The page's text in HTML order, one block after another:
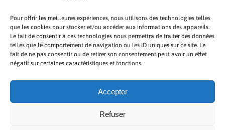
Pour offrir les meilleures expériences, nous utilisons des technologies telles
que les cookies pour stocker et/ou accéder aux informations des appareils.
Le fait de consentir à ces technologies nous permettra de traiter des données
telles que le comportement de navigation ou les ID uniques sur ce site. Le
fait de ne pas consentir ou de retirer son consentement peut avoir un effet
négatif sur certaines caractéristiques et fonctions.
Accepter
Refuser
PRÉSENTATION TOUTAFRICA
A PROPOS